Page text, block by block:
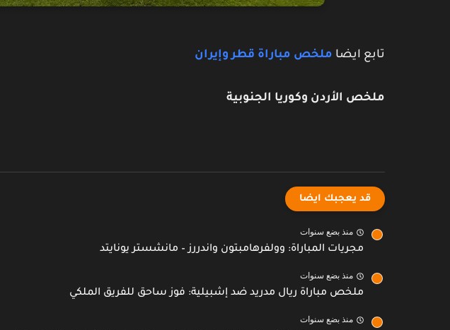
تابع ايضا ملخص مباراة قطر وإيران
ملخص الأردن وكوريا الجنوبية
قد يعجبك ايضا
منذ بضع سنوات
مجريات المباراة: وولفرهامبتون واندررز – مانشستر يونايتد
منذ بضع سنوات
ملخص مباراة ريال مدريد ضد إشبيلية: فوز ساحق للفريق الملكي
منذ بضع سنوات